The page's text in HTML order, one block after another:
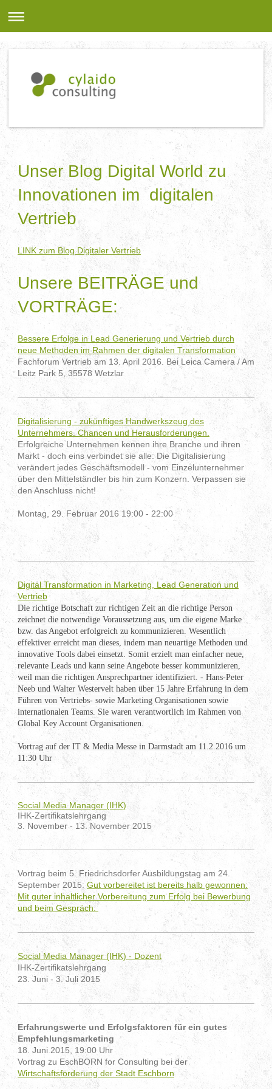
Unser Blog Digital World zu
Innovationen im digitalen
Vertrieb
LINK zum Blog Digitaler Vertrieb
Unsere BEITRÄGE und
VORTRÄGE:
Bessere Erfolge in Lead Generierung und Vertrieb durch
neue Methoden im Rahmen der digitalen Transformation
Fachforum Vertrieb am 13. April 2016. Bei Leica Camera / Am
Leitz Park 5, 35578 Wetzlar
Digitalisierung - zukünftiges Handwerkszeug des
Unternehmers. Chancen und Herausforderungen.
Erfolgreiche Unternehmen kennen ihre Branche und ihren
Markt - doch eins verbindet sie alle: Die Digitalisierung
verändert jedes Geschäftsmodell - vom Einzelunternehmer
über den Mittelständler bis hin zum Konzern. Verpassen sie
den Anschluss nicht!
Montag, 29. Februar 2016 19:00 - 22:00
Digital Transformation in Marketing, Lead Generation und
Vertrieb
Die richtige Botschaft zur richtigen Zeit an die richtige Person
zeichnet die notwendige Voraussetzung aus, um die eigene Marke
bzw. das Angebot erfolgreich zu kommunizieren. Wesentlich
effektiver erreicht man dieses, indem man neuartige Methoden und
innovative Tools dabei einsetzt. Somit erzielt man einfacher neue,
relevante Leads und kann seine Angebote besser kommunizieren,
weil man die richtigen Ansprechpartner identifiziert. - Hans-Peter
Neeb und Walter Westervelt haben über 15 Jahre Erfahrung in dem
Führen von Vertriebs- sowie Marketing Organisationen sowie
internationalen Teams. Sie waren verantwortlich im Rahmen von
Global Key Account Organisationen.
Vortrag auf der IT & Media Messe in Darmstadt am 11.2.2016 um
11:30 Uhr
Social Media Manager (IHK)
IHK-Zertifikatslehrgang
3. November - 13. November 2015
Vortrag beim 5. Friedrichsdorfer Ausbildungstag am 24.
September 2015: Gut vorbereitet ist bereits halb gewonnen:
Mit guter inhaltlicher Vorbereitung zum Erfolg bei Bewerbung
und beim Gespräch.
Social Media Manager (IHK) - Dozent
IHK-Zertifikatslehrgang
23. Juni - 3. Juli 2015
Erfahrungswerte und Erfolgsfaktoren für ein gutes
Empfehlungsmarketing
18. Juni 2015, 19:00 Uhr
Vortrag zu EschBORN for Consulting bei der
Wirtschaftsförderung der Stadt Eschborn